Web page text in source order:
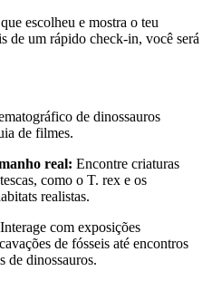
escolheu e mostra o teu
de um rápido check-in, você será
de dinossauros
de filmes.
real: Encontre criaturas
como o T. rex e os
realistas.
Interage com exposições
de fósseis até encontros
de dinossauros.